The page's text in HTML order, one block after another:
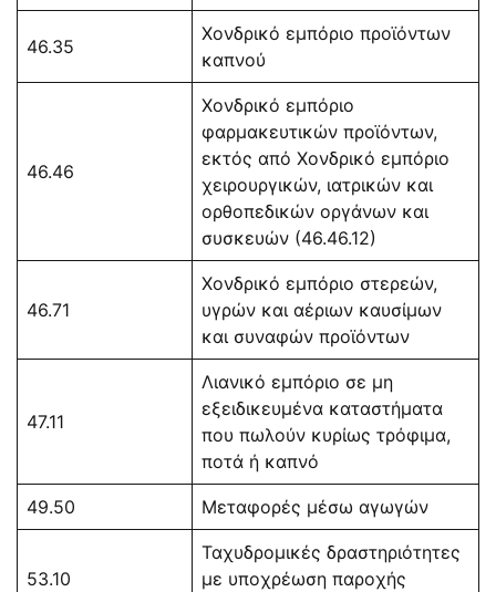
46.35
Χονδρικό εμπόριο προϊόντων
καπνού
46.46
Χονδρικό εμπόριο
φαρμακευτικών προϊόντων,
εκτός από Χονδρικό εμπόριο
χειρουργικών, ιατρικών και
ορθοπεδικών οργάνων και
συσκευών (46.46.12)
46.71
Χονδρικό εμπόριο στερεών,
υγρών και αέριων καυσίμων
και συναφών προϊόντων
47.11
Λιανικό εμπόριο σε μη
εξειδικευμένα καταστήματα
που πωλούν κυρίως τρόφιμα,
ποτά ή καπνό
49.50 Μεταφορές μέσω αγωγών
53.10
Ταχυδρομικές δραστηριότητες
με υποχρέωση παροχής